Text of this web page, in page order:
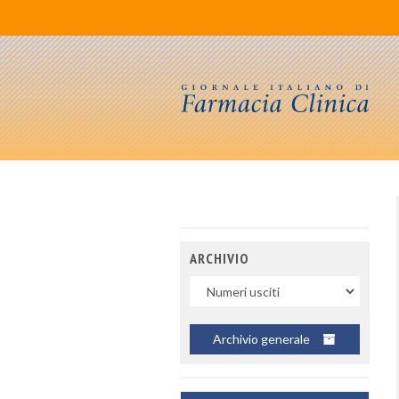
ARCHIVIO
Archivio generale